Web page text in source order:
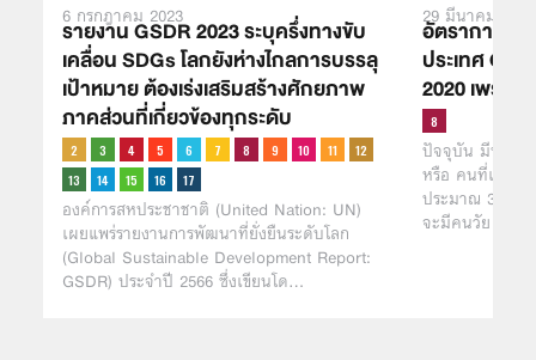
6 กรกฎาคม 2023
รายงาน GSDR 2023 ระบุครึ่งทางขับ
เคลื่อน SDGs โลกยังห่างไกลการบรรลุ
เป้าหมาย ต้องเร่งเสริมสร้างศักยภาพ
ภาคส่วนที่เกี่ยวข้องทุกระดับ
องค์การสหประชาชาติ (United Nation: UN)
เผยแพร่รายงานการพัฒนาที่ยั่งยืนระดับโลก
(Global Sustainable Development Report:
GSDR) ประจำปี 2566 ซึ่งเขียนโด…
29 มีนาคม 2021
อัตราการว่า
ประเทศ
2020 เพราะ
ปัจจุบัน มีประช
หรือ คนที่เกิดระ
ประมาณ 30%
จะมีคนวัย Gen